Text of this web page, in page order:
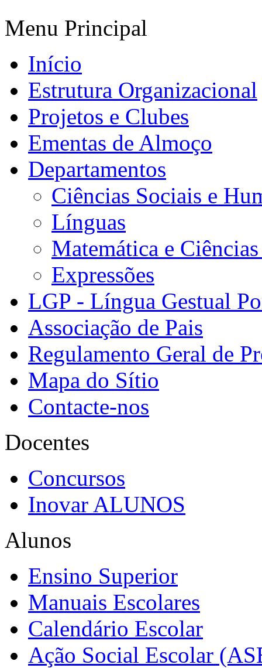
Menu Principal
Início
Estrutura Organizacional
Projetos e Clubes
Ementas de Almoço
Departamentos
Ciências Sociais e
Línguas
Matemática e
Expressões
LGP - Língua Gestual
Associação de Pais
Regulamento Geral de
Mapa do Sítio
Contacte-nos
Docentes
Concursos
Inovar ALUNOS
Alunos
Ensino Superior
Manuais Escolares
Calendário Escolar
Ação Social Escolar